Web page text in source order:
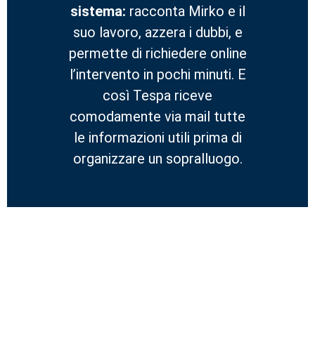
sistema: racconta Mirko e il
suo lavoro, azzera i dubbi, e
permette di richiedere online
l’intervento in pochi minuti. E
così Tespa riceve
comodamente via mail tutte
le informazioni utili prima di
organizzare un sopralluogo.